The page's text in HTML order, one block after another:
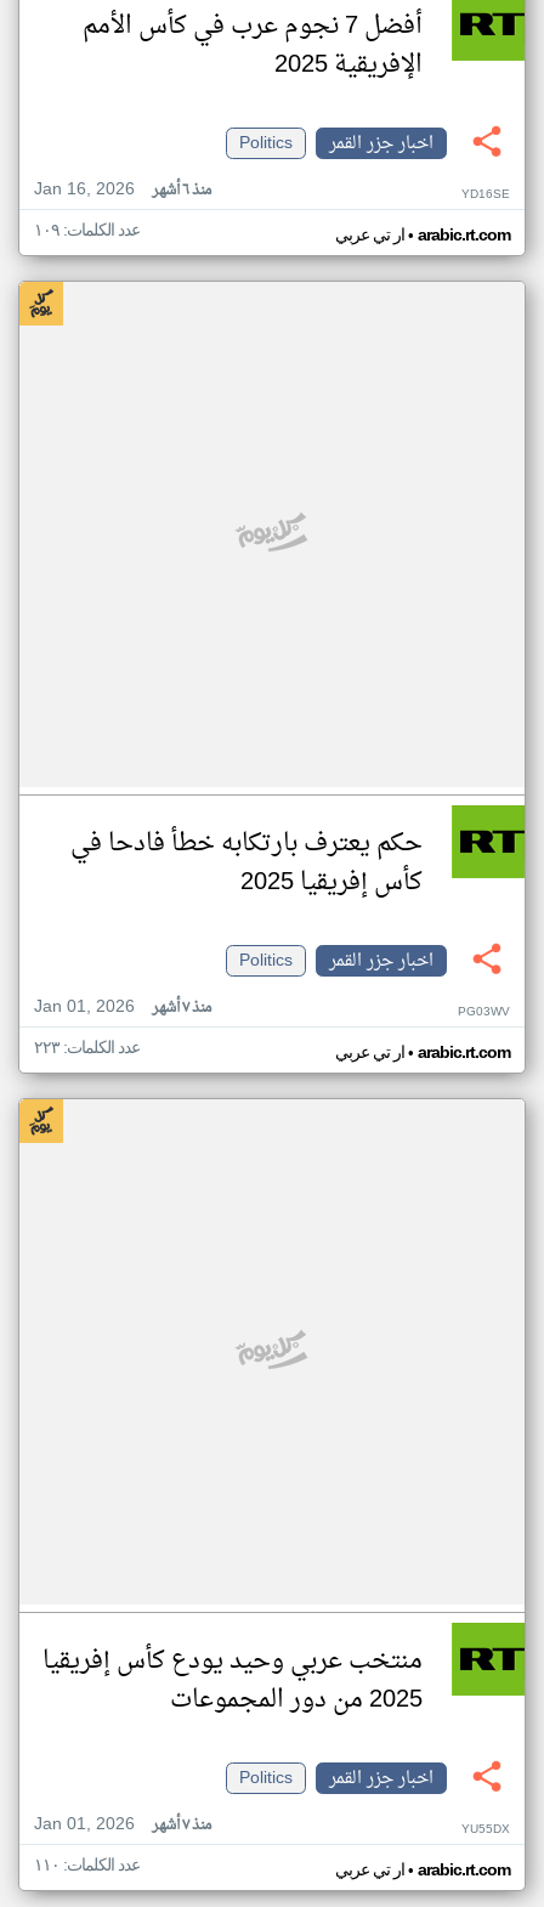
أفضل 7 نجوم عرب في كأس الأمم
الإفريقية 2025
اخبار جزر القمر
Politics
Jan 16, 2026
منذ ٦ أشهر YD16SE
ار تي عربي• arabic.rt.com عدد الكلمات: ١٠٩
حكم يعترف بارتكابه خطأ فادحا في
كأس إفريقيا 2025
اخبار جزر القمر
Politics
Jan 01, 2026
منذ ٧ أشهر PG03WV
ار تي عربي• arabic.rt.com عدد الكلمات: ٢٢٣
منتخب عربي وحيد يودع كأس إفريقيا
2025 من دور المجموعات
اخبار جزر القمر
Politics
Jan 01, 2026
منذ ٧ أشهر YU55DX
ار تي عربي• arabic.rt.com عدد الكلمات: ١١٠